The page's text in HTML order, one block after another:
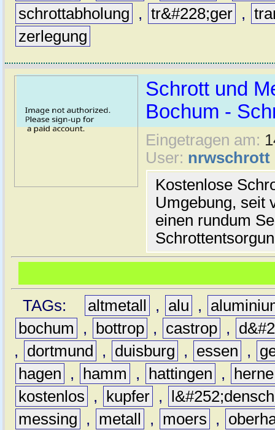
schrottabholung
, tr&#228;ger ,
zerlegung
Schrott und
Bochum -
Eingetragen am:
User: nrwschrott
Kostenlose
Umgebung, seit
einen rundum
TAGs: altmetall , alu ,
bochum
, bottrop , castrop ,
,
dortmund , duisburg , essen ,
hagen
, hamm , hattingen ,
herne
kostenlos
, kupfer ,
messing
, metall , moers ,